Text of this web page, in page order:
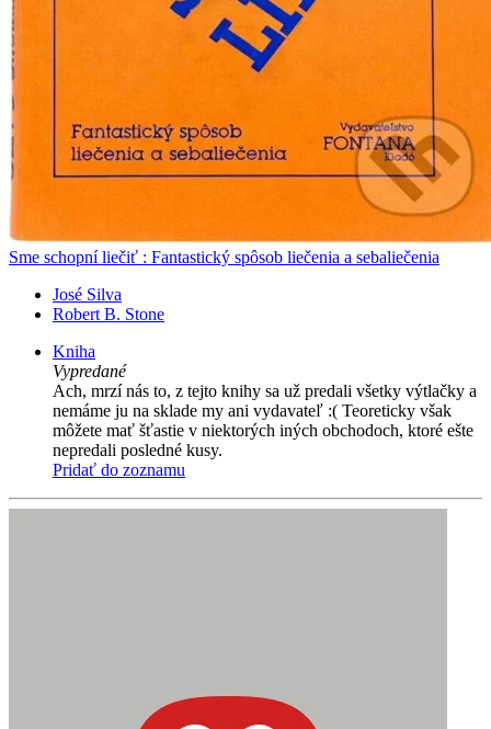
Sme schopní liečiť : Fantastický spôsob liečenia a sebaliečenia
José Silva
Robert B. Stone
Kniha
Vypredané
Ach, mrzí nás to, z tejto knihy sa už predali všetky výtlačky a
nemáme ju na sklade my ani vydavateľ :( Teoreticky však
môžete mať šťastie v niektorých iných obchodoch, ktoré ešte
nepredali posledné kusy.
Pridať do zoznamu